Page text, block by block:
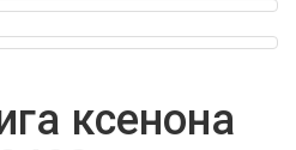
ксенона